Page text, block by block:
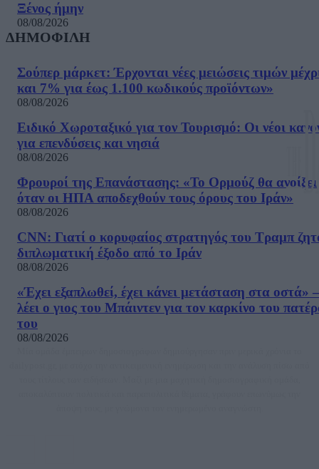
Ξένος ήμην
08/08/2026
ΔΗΜΟΦΙΛΗ
Σούπερ μάρκετ: Έρχονται νέες μειώσεις τιμών
και 7% για έως 1.100 κωδικούς προϊόντων»
08/08/2026
Ειδικό Χωροταξικό για τον Τουρισμό: Οι νέοι
για επενδύσεις και νησιά
08/08/2026
Φρουροί της Επανάστασης: «Το Ορμούζ θα ανοίξει
όταν οι ΗΠΑ αποδεχθούν τους όρους του Ιράν»
08/08/2026
CNN: Γιατί ο κορυφαίος στρατηγός του Τραμπ
διπλωματική έξοδο από το Ιράν
08/08/2026
«Έχει εξαπλωθεί, έχει κάνει μετάσταση στα οστά»
λέει ο γιος του Μπάιντεν για τον καρκίνο του
του
08/08/2026